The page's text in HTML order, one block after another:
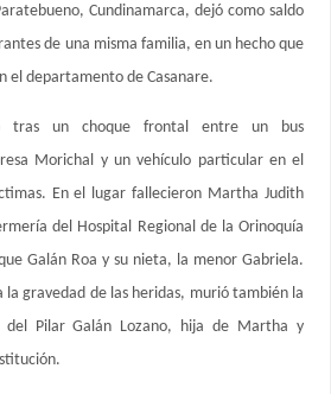
Cundinamarca, dejó como saldo
de una misma familia, en un hecho que
el departamento de Casanare.
tras un choque frontal entre un bus
Morichal y un vehículo particular en el
En el lugar fallecieron Martha Judith
del Hospital Regional de la Orinoquía
Galán Roa y su nieta, la menor Gabriela.
la gravedad de las heridas, murió también la
del Pilar Galán Lozano, hija de Martha y